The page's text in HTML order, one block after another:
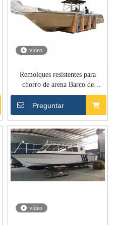
vídeo
Remolques resistentes para
chorro de arena Barco de
aluminio
Preguntar
vídeo